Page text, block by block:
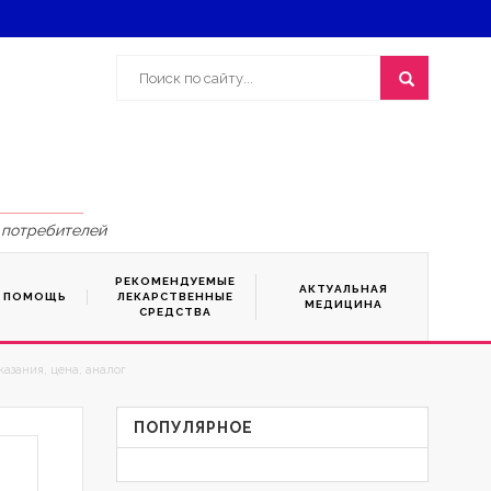
ПОМОЩЬ
РЕКОМЕНДУЕМЫЕ
ЛЕКАРСТВЕННЫЕ
СРЕДСТВА
АКТУАЛЬНАЯ
МЕДИЦИНА
цена, аналог
ПОПУЛЯРНОЕ